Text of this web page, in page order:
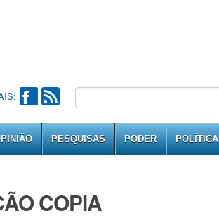
PESQUISAS PODER POLÍTICA
COPIA